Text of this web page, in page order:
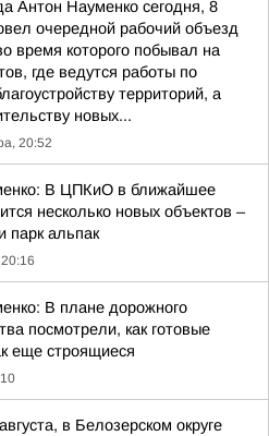
Антон Науменко сегодня, 8
очередной рабочий объезд
время которого побывал на
где ведутся работы по
территорий, а
новых...
20:52
В ЦПКиО в ближайшее
несколько новых объектов –
парк альпак
В плане дорожного
посмотрели, как готовые
еще строящиеся
в Белозерском округе